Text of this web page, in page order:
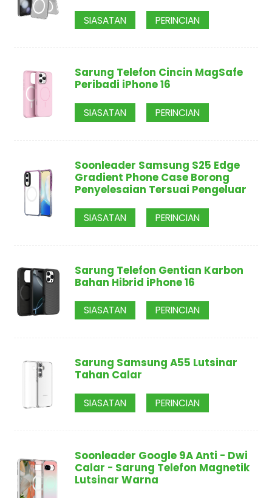
SIASATAN PERINCIAN
Sarung Telefon Cincin MagSafe
Peribadi iPhone 16
SIASATAN PERINCIAN
Soonleader Samsung S25 Edge
Gradient Phone Case Borong
Penyelesaian Tersuai Pengeluar
SIASATAN PERINCIAN
Sarung Telefon Gentian Karbon
Bahan Hibrid iPhone 16
SIASATAN PERINCIAN
Sarung Samsung A55 Lutsinar
Tahan Calar
SIASATAN PERINCIAN
Soonleader Google 9A Anti - Dwi
Calar - Sarung Telefon Magnetik
Lutsinar Warna